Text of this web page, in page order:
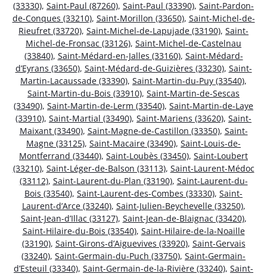
(33330), Saint-Paul (87260), Saint-Paul (33390), Saint-Pardon-
de-Conques (33210), Saint-Morillon (33650), Saint-Michel-de-
Rieufret (33720), Saint-Michel-de-Lapujade (33190), Saint-
Michel-de-Fronsac (33126), Saint-Michel-de-Castelnau
(33840), Saint-Médard-en-Jalles (33160), Saint-Médard-
d’Eyrans (33650), Saint-Médard-de-Guizières (33230), Saint-
Martin-Lacaussade (33390), Saint-Martin-du-Puy (33540),
Saint-Martin-du-Bois (33910), Saint-Martin-de-Sescas
(33490), Saint-Martin-de-Lerm (33540), Saint-Martin-de-Laye
(33910), Saint-Martial (33490), Saint-Mariens (33620), Saint-
Maixant (33490), Saint-Magne-de-Castillon (33350), Saint-
Magne (33125), Saint-Macaire (33490), Saint-Louis-de-
Montferrand (33440), Saint-Loubès (33450), Saint-Loubert
(33210), Saint-Léger-de-Balson (33113), Saint-Laurent-Médoc
(33112), Saint-Laurent-du-Plan (33190), Saint-Laurent-du-
Bois (33540), Saint-Laurent-des-Combes (33330), Saint-
Laurent-d’Arce (33240), Saint-Julien-Beychevelle (33250),
Saint-Jean-d’Illac (33127), Saint-Jean-de-Blaignac (33420),
Saint-Hilaire-du-Bois (33540), Saint-Hilaire-de-la-Noaille
(33190), Saint-Girons-d’Aiguevives (33920), Saint-Gervais
(33240), Saint-Germain-du-Puch (33750), Saint-Germain-
d’Esteuil (33340), Saint-Germain-de-la-Rivière (33240), Saint-